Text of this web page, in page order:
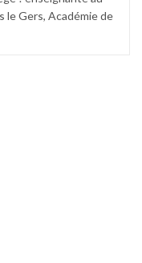
le Gers, Académie de